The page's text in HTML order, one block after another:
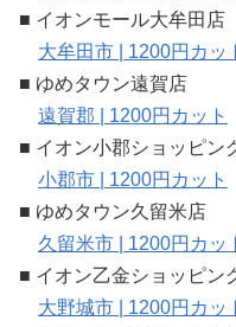
■ イオンモール大牟田店
大牟田市 | 1200円カッ
■ ゆめタウン遠賀店
遠賀郡 | 1200円カット
■ イオン小郡ショッピン
小郡市 | 1200円カット
■ ゆめタウン久留米店
久留米市 | 1200円カッ
■ イオン乙金ショッピン
大野城市 | 1200円カッ